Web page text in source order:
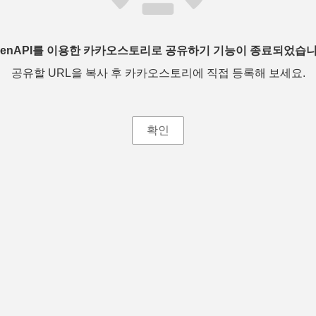
를 이용한 카카오스토리로 공유하기 기능이 종료되었습
공유할 URL을 복사 후 카카오스토리에 직접 등록해 보세요.
확인